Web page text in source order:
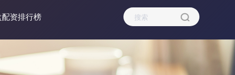
配资排行榜